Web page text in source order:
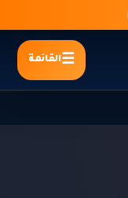
القائمة